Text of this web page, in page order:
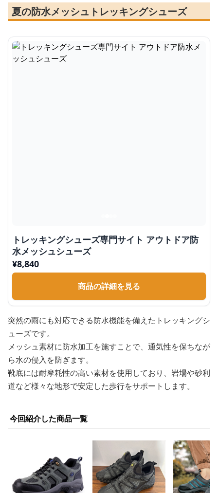
夏の防水メッシュトレッキングシューズ
トレッキングシューズ専門サイト アウトドア防
水メッシュシューズ
¥8,840
商品の詳細を見る
突然の雨にも対応できる防水機能を備えたトレッキングシ
ューズです。
メッシュ素材に防水加工を施すことで、通気性を保ちなが
ら水の侵入を防ぎます。
靴底には耐摩耗性の高い素材を使用しており、岩場や砂利
道など様々な地形で安定した歩行をサポートします。
今回紹介した商品一覧